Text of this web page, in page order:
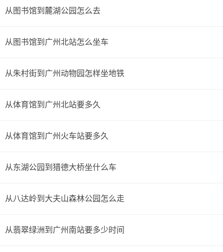
从图书馆到麓湖公园怎么去
从图书馆到广州北站怎么坐车
从朱村街到广州动物园怎样坐地铁
从体育馆到广州北站要多久
从体育馆到广州火车站要多久
从东湖公园到猎德大桥坐什么车
从八达岭到大夫山森林公园怎么走
从翡翠绿洲到广州南站要多少时间